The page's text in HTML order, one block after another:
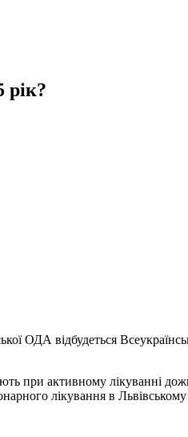
рік?
ОДА відбудеться
при активному лікуванні
лікування в